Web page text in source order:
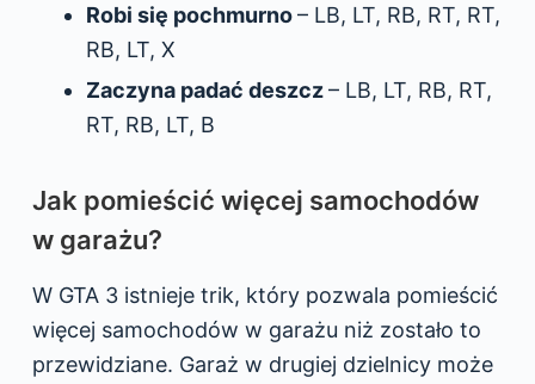
Robi się pochmurno– LB, LT, RB, RT, RT,
RB, LT, X
Zaczyna padać deszcz– LB, LT, RB, RT,
RT, RB, LT, B
Jak pomieścić więcej samochodów
w garażu?
W GTA 3 istnieje trik, który pozwala pomieścić
więcej samochodów w garażu niż zostało to
przewidziane. Garaż w drugiej dzielnicy może